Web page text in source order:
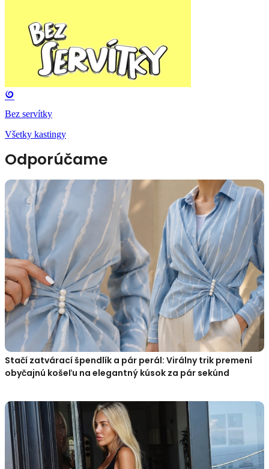
Bez servítky
Všetky kastingy
Odporúčame
Stačí zatvárací špendlík a pár perál: Virálny trik premení
obyčajnú košeľu na elegantný kúsok za pár sekúnd